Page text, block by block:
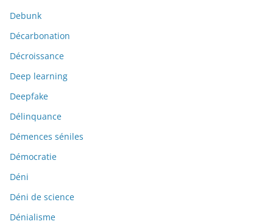
Debunk
Décarbonation
Décroissance
Deep learning
Deepfake
Délinquance
Démences séniles
Démocratie
Déni
Déni de science
Dénialisme